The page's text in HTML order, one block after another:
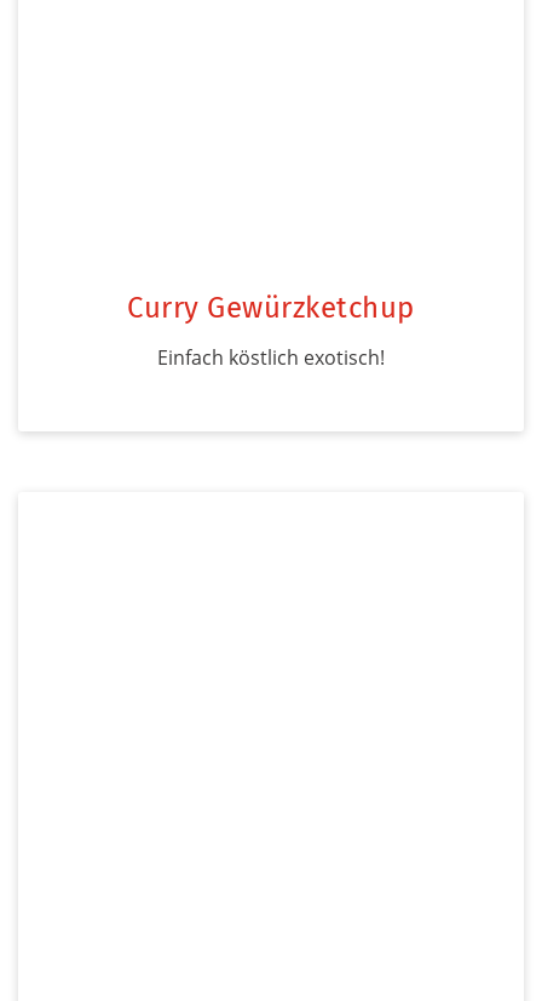
Curry Gewürzketchup
Einfach köstlich exotisch!